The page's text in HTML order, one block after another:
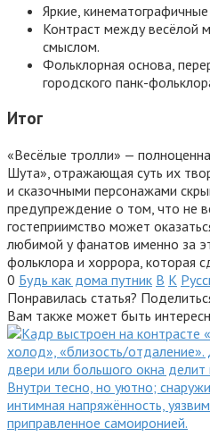
Яркие,
Контраст между весёлой
смыслом.
Фольклорная основа,
городского панк-
Итог
«Весёлые тролли» —
Шута», отражающая суть их
и сказочными персонажами
предупреждение о том, что не
гостеприимство может
любимой у фанатов именно за
фольклора и хоррора, которая
0 Будь как дома путник В К
Понравилась статья?
Вам также может быть